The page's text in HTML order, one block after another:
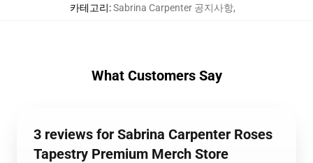
카테고리:Sabrina Carpenter 공지사항,
What Customers Say
3 reviews for Sabrina Carpenter Roses
Tapestry Premium Merch Store